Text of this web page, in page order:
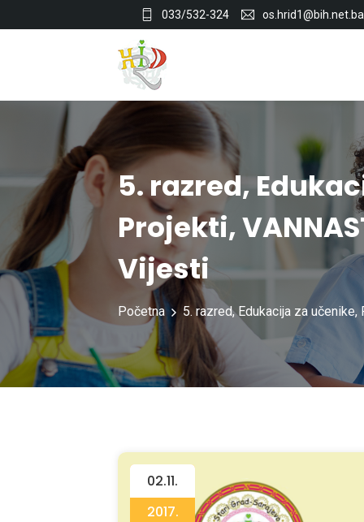
033/532-324 os.hrid1@bih.net.ba
5. razred,
Projekti,
Vijesti
Početna 5. razred,Edukacija za učenike,
02.11.
2017.